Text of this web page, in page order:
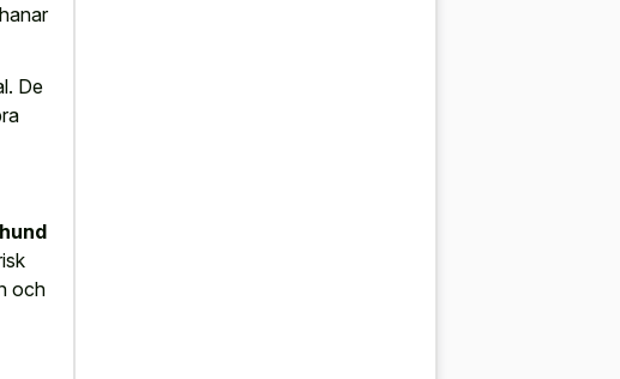
De
och